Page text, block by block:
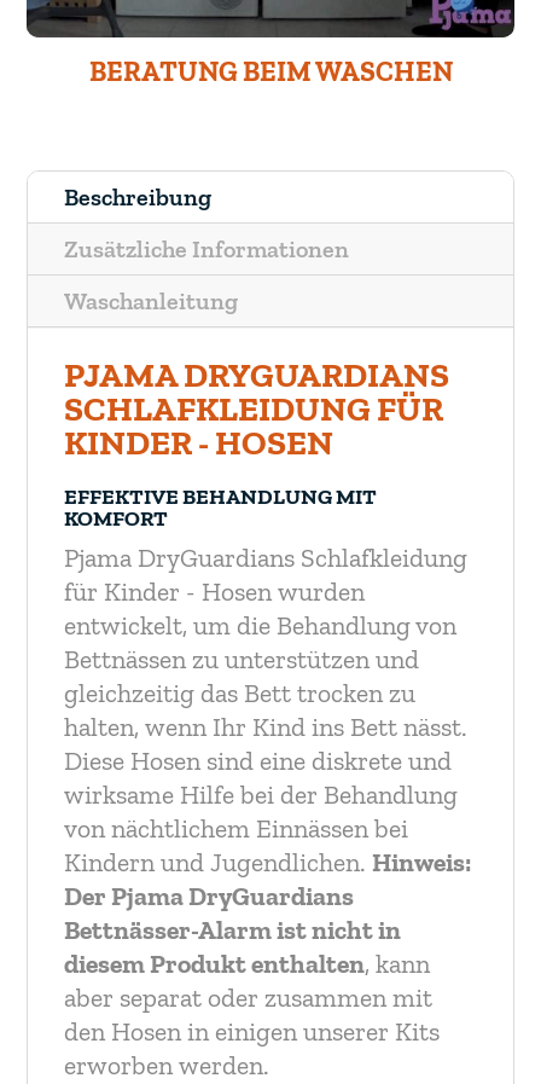
BERATUNG BEIM WASCHEN
Beschreibung
Zusätzliche Informationen
Waschanleitung
PJAMA DRYGUARDIANS
SCHLAFKLEIDUNG FÜR
KINDER - HOSEN
EFFEKTIVE BEHANDLUNG MIT
KOMFORT
Pjama DryGuardians Schlafkleidung
für Kinder - Hosen wurden
entwickelt, um die Behandlung von
Bettnässen zu unterstützen und
gleichzeitig das Bett trocken zu
halten, wenn Ihr Kind ins Bett nässt.
Diese Hosen sind eine diskrete und
wirksame Hilfe bei der Behandlung
von nächtlichem Einnässen bei
Kindern und Jugendlichen. Hinweis:
Der Pjama DryGuardians
Bettnässer-Alarm ist nicht in
diesem Produkt enthalten, kann
aber separat oder zusammen mit
den Hosen in einigen unserer Kits
erworben werden.